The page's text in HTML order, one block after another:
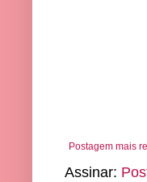
Postagem mais
Assinar: